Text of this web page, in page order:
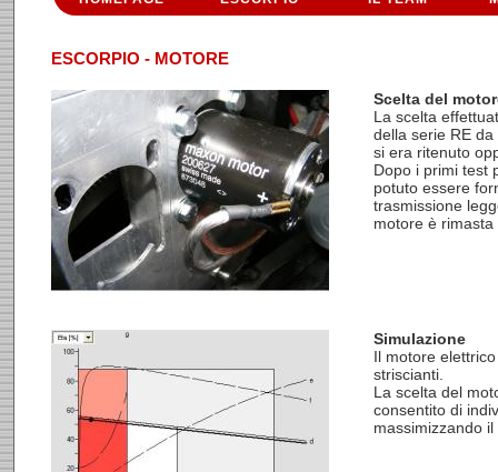
ESCORPIO - MOTORE
Scelta del
La scelta
della serie RE
si era ritenuto
Dopo i primi test
potuto essere
trasmissione
motore è
Simulazione
Il motore
striscianti.
La scelta del
consentito di
massimizzando